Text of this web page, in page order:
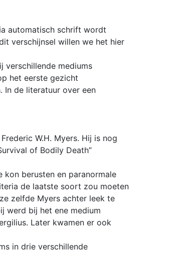
automatisch schrift wordt
verschijnsel willen we het hier
verschillende mediums
het eerste gezicht
In de literatuur over een
W.H. Myers. Hij is nog
of Bodily Death”
berusten en paranormale
de laatste soort zou moeten
zelfde Myers achter leek te
werd bij het ene medium
Later kwamen er ook
in drie verschillende